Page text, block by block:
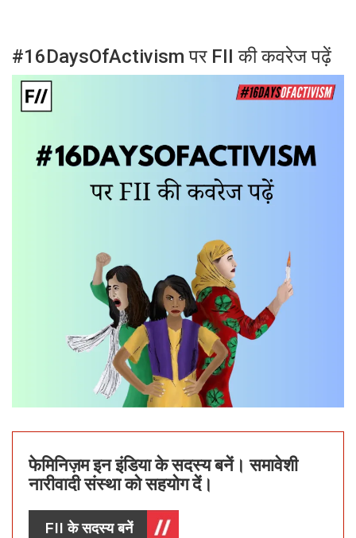
#16DaysOfActivism पर FII की कवरेज पढ़ें
फेमिनिज़म इन इंडिया के सदस्य बनें। समावेशी
नारीवादी संस्था को सहयोग दें।
FII के सदस्य बनें